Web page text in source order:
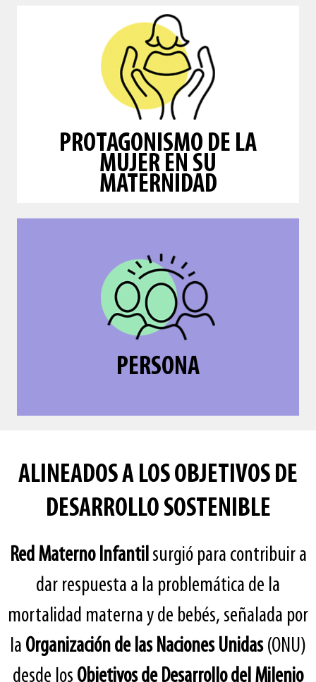
PROTAGONISMO DE LA
MUJER EN SU
MATERNIDAD
PROTAGONISMO DE LA
MUJER EN SU
MATERNIDAD
Fomentamos la confianza, intuición y
capacidad de la mujer para la toma
de decisiones y disfrute de su
maternidad.
PERSONA
PERSONA
Nuestras usuarias nos importan como
personas, mujeres y madres, con total
respeto a su dignidad, integridad y
derechos humanos, al igual que su
bebé.
ALINEADOS A LOS OBJETIVOS DE
DESARROLLO SOSTENIBLE
Red Materno Infantilsurgió para contribuir a
dar respuesta a la problemática de la
mortalidad materna y de bebés, señalada por
la Organización de las Naciones Unidas(ONU)
desde los Objetivosde Desarrollo del Milenio